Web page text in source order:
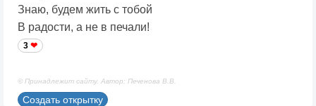
Знаю, будем жить с тобой
В радости, а не в печали!
3
© Принадлежит сайту. Автор: Печенова В.В.
Создать открытку